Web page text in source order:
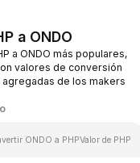
a ONDO
a ONDO más populares,
valores de conversión
de los makers
ONDO a PHPValor de PHP